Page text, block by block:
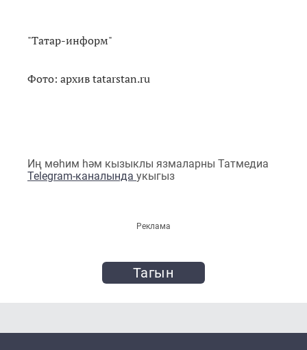
"Татар-информ"
Фото: архив tatarstan.ru
Иң мөһим һәм кызыклы язмаларны Татмедиа
Telegram-каналында укыгыз
Реклама
Тагын